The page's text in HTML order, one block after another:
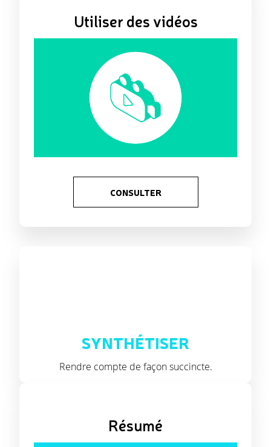
Utiliser des vidéos
CONSULTER
SYNTHÉTISER
Rendre compte de façon succincte.
Résumé